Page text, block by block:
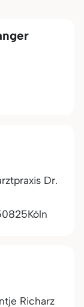
Dr.
Köln
Richarz